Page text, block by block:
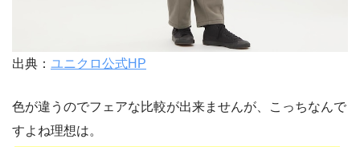
出典： ユニクロ公式HP
色が違うのでフェアな比較が出来ませんが、こっちなんで
すよね理想は。